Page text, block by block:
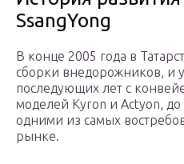
SsangYong
В конце 2005 года в
сборки внедорожников, и
последующих лет с
моделей Kyron и Actyon,
одними из самых
рынке.